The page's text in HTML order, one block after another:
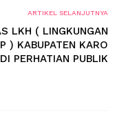
ARTIKEL SELANJUTNYA
LKH ( LINGKUNGAN
) KABUPATEN KARO
PERHATIAN PUBLIK